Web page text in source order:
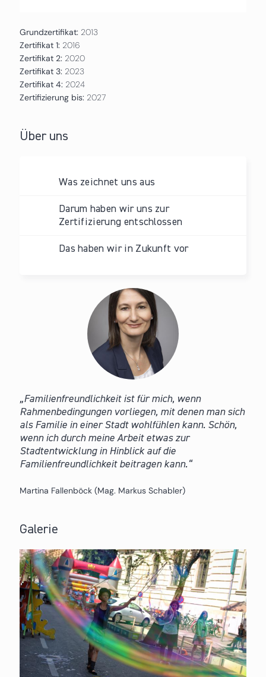
Grundzertifikat: 2013
Zertifikat 1: 2016
Zertifikat 2: 2020
Zertifikat 3: 2023
Zertifikat 4: 2024
Zertifizierung bis: 2027
Über uns
Was zeichnet uns aus
Darum haben wir uns zur
Zertifizierung entschlossen
Das haben wir in Zukunft vor
Familienfreundlichkeit ist für mich, wenn
Rahmenbedingungen vorliegen, mit denen man sich
als Familie in einer Stadt wohlfühlen kann. Schön,
wenn ich durch meine Arbeit etwas zur
Stadtentwicklung in Hinblick auf die
Familienfreundlichkeit beitragen kann.
Martina Fallenböck (Mag. Markus Schabler)
Galerie